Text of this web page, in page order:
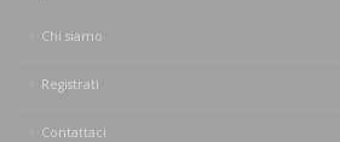
Chi siamo
Registrati
Contattaci